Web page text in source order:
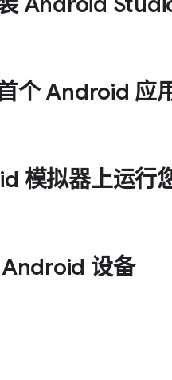
个 Android 应
模拟器上运行
设备